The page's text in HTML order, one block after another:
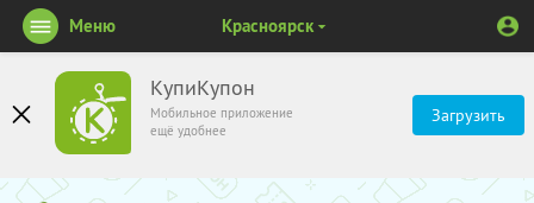
КупиКупон
Мобильное приложение
ещё удобнее
Загрузить
Меню Красноярск